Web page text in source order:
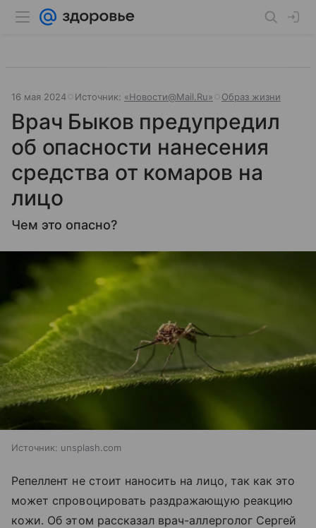
16 мая 2024 Источник: «Новости@Mail.Ru» Образ жизни
Врач Быков предупредил
об опасности нанесения
средства от комаров на
лицо
Чем это опасно?
Источник: unsplash.com
Репеллент не стоит наносить на лицо, так как это
может спровоцировать раздражающую реакцию
кожи. Об этом рассказал врач-аллерголог Сергей